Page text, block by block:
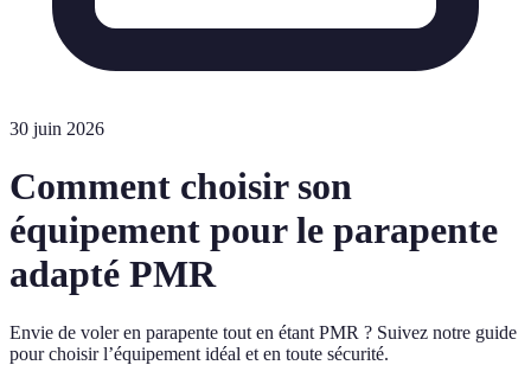
30 juin 2026
Comment choisir son
équipement pour le parapente
adapté PMR
Envie de voler en parapente tout en étant PMR ? Suivez notre guide
pour choisir l’équipement idéal et en toute sécurité.